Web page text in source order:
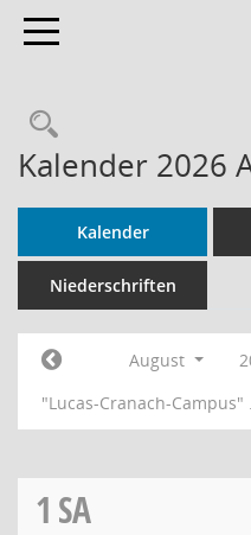
Toggle navigation
Kalender 2026
Kalender
Niederschriften
August
"Lucas-Cranach-Campus"
1 SA